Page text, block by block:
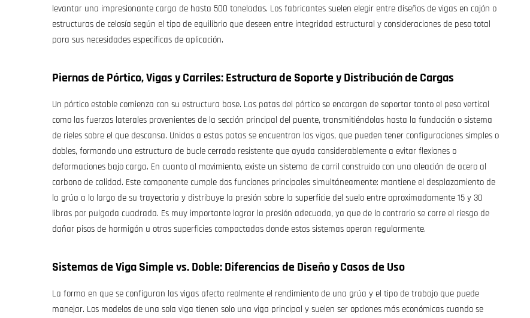
levantar una impresionante carga de hasta 500 toneladas. Los fabricantes suelen elegir entre diseños de vigas en cajón o
estructuras de celosía según el tipo de equilibrio que deseen entre integridad estructural y consideraciones de peso total
para sus necesidades específicas de aplicación.
Piernas de Pórtico, Vigas y Carriles: Estructura de Soporte y Distribución de Cargas
Un pórtico estable comienza con su estructura base. Las patas del pórtico se encargan de soportar tanto el peso vertical
como las fuerzas laterales provenientes de la sección principal del puente, transmitiéndolas hasta la fundación o sistema
de rieles sobre el que descansa. Unidas a estas patas se encuentran las vigas, que pueden tener configuraciones simples o
dobles, formando una estructura de bucle cerrado resistente que ayuda considerablemente a evitar flexiones o
deformaciones bajo carga. En cuanto al movimiento, existe un sistema de carril construido con una aleación de acero al
carbono de calidad. Este componente cumple dos funciones principales simultáneamente: mantiene el desplazamiento de
la grúa a lo largo de su trayectoria y distribuye la presión sobre la superficie del suelo entre aproximadamente 15 y 30
libras por pulgada cuadrada. Es muy importante lograr la presión adecuada, ya que de lo contrario se corre el riesgo de
dañar pisos de hormigón u otras superficies compactadas donde estos sistemas operan regularmente.
Sistemas de Viga Simple vs. Doble: Diferencias de Diseño y Casos de Uso
La forma en que se configuran las vigas afecta realmente el rendimiento de una grúa y el tipo de trabajo que puede
manejar. Los modelos de una sola viga tienen solo una viga principal y suelen ser opciones más económicas cuando se